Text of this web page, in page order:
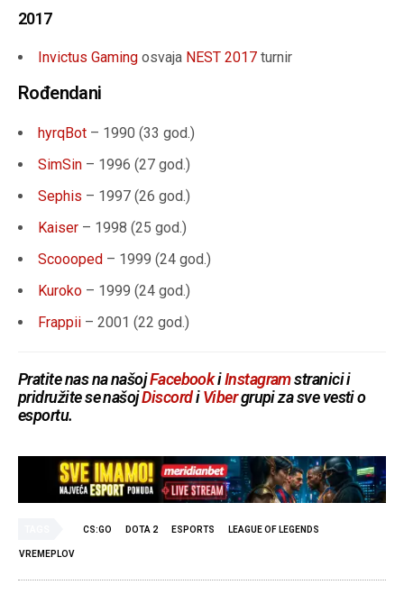
2017
Invictus Gaming osvaja NEST 2017 turnir
Rođendani
hyrqBot – 1990 (33 god.)
SimSin – 1996 (27 god.)
Sephis – 1997 (26 god.)
Kaiser – 1998 (25 god.)
Scoooped – 1999 (24 god.)
Kuroko – 1999 (24 god.)
Frappii – 2001 (22 god.)
Pratite nas na našojFacebookiInstagramstranici i
pridružite se našojDiscordiVibergrupi za sve vesti o
esportu.
CS:GO DOTA 2 ESPORTS LEAGUE OF LEGENDS
VREMEPLOV